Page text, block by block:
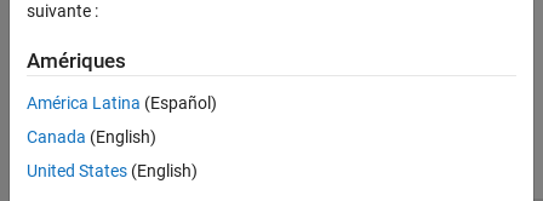
suivante :
Amériques
América Latina (Español)
Canada (English)
United States (English)